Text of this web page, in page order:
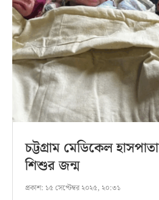
চট্টগ্রাম মেডিকেল
শিশুর জন্ম
প্রকাশ: ১৫ সেপ্টেম্বর ২০২৫, ২০:৩১